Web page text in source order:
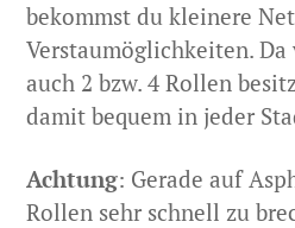
bekommst du kleinere
Verstaumöglichkeiten.
auch 2 bzw. 4 Rollen
damit bequem in jeder
Achtung: Gerade auf
Rollen sehr schnell zu